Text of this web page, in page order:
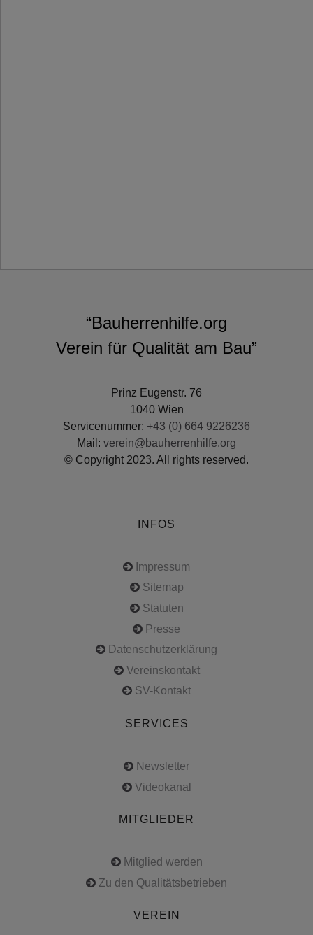
“Bauherrenhilfe.org
Verein für Qualität am Bau”
Prinz Eugenstr. 76
1040 Wien
Servicenummer: +43 (0) 664 9226236
Mail: verein@bauherrenhilfe.org
© Copyright 2023. All rights reserved.
INFOS
Impressum
Sitemap
Statuten
Presse
Datenschutzerklärung
Vereinskontakt
SV-Kontakt
SERVICES
Newsletter
Videokanal
MITGLIEDER
Mitglied werden
Zu den Qualitätsbetrieben
VEREIN